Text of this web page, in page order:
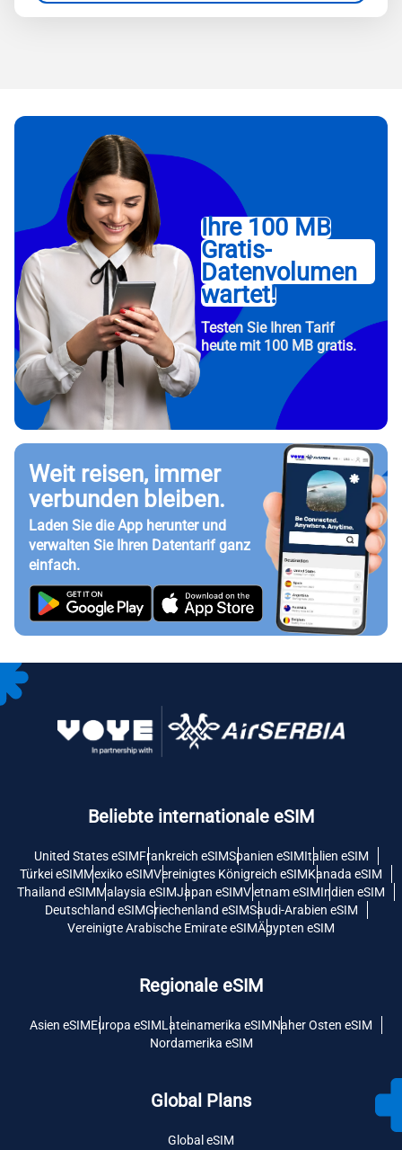
Ihre 100 MB
Gratis-
Datenvolumen
wartet!
Testen Sie Ihren Tarif
heute mit 100 MB gratis.
Weit reisen, immer
verbunden bleiben.
Laden Sie die App herunter und
verwalten Sie Ihren Datentarif ganz
einfach.
Beliebte internationale eSIM
United States eSIMFrankreich eSIMSpanien eSIMItalien eSIM
Türkei eSIMMexiko eSIMVereinigtes Königreich eSIMKanada eSIM
Thailand eSIMMalaysia eSIMJapan eSIMVietnam eSIMIndien eSIM
Deutschland eSIMGriechenland eSIMSaudi-Arabien eSIM
Vereinigte Arabische Emirate eSIMÄgypten eSIM
Regionale eSIM
Asien eSIMEuropa eSIMLateinamerika eSIMNaher Osten eSIM
Nordamerika eSIM
Global Plans
Global eSIM